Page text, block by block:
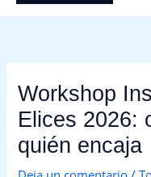
Workshop
Elices 2026:
quién encaja